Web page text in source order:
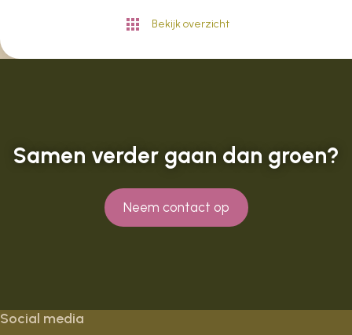
Bekijk overzicht
Samen verder gaan dan groen?
Neem contact op
Social media